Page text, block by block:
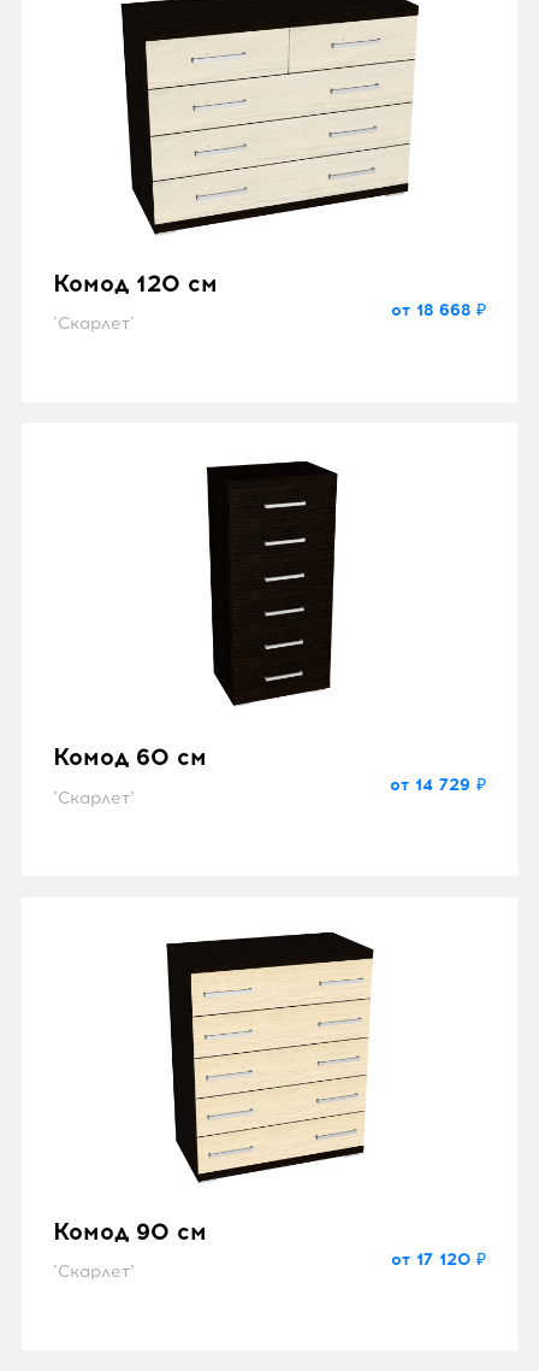
Комод 120 см
"Скарлет"
от 18 668 ₽
Комод 60 см
"Скарлет"
от 14 729 ₽
Комод 90 см
"Скарлет"
от 17 120 ₽